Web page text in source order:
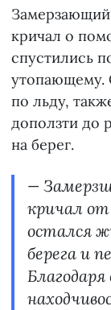
кричал о
спустились
утопающему.
по льду,
доползти до
на берег.
—
кричал от
остался
берега и